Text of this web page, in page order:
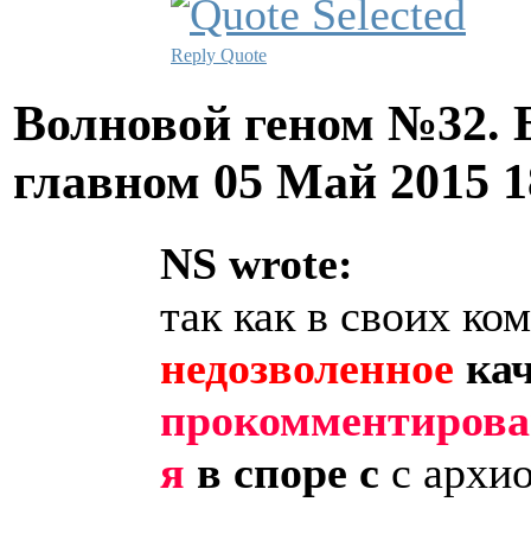
Reply Quote
Волновой геном №32.
главном 05 Май 2015
NS wrote:
так как в своих
недозволенное
я в споре с с